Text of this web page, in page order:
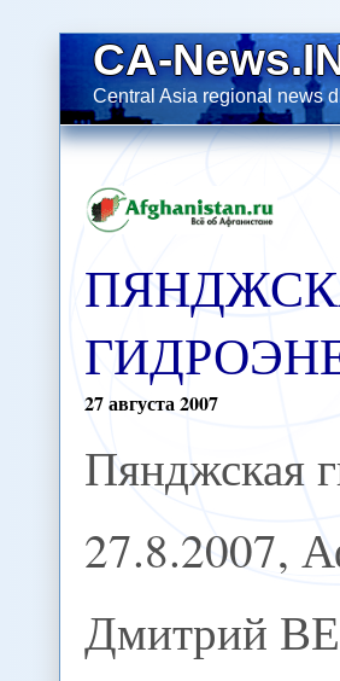
CA-
Central Asia regional news
27августа2007
Пянджская
27.8.2007,
Дмитрий